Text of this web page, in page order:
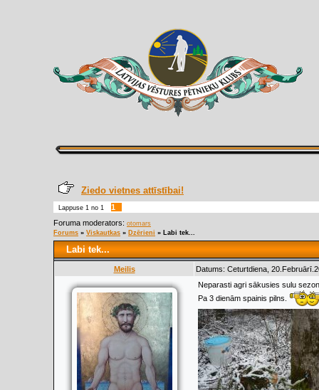
Ziedo vietnes attīstībai!
Lappuse 1 no 1
1
Foruma moderators: otomars
Forums » Viskautkas » Dzērieni » Labi tek...
Labi tek...
Meilis Datums: Ceturtdiena,
Neparasti agri sākusies sulu
Pa 3 dienām spainis pilns.